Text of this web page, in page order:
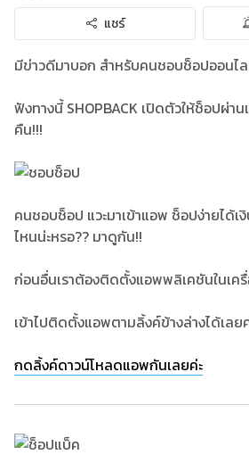
แชร์
มีข่าวดีมาบอก สำหรับคนชอบช็อปออนไ
ฟังทางนี้ SHOPBACK เปิดตัวให้ช็อปผ่า
คืน!!!
คนชอบช็อป แวะมาเข้าแอพ ช็อปง่ายได้เ
ไหนน่ะหรอ?? มาดูกัน!!
ก่อนอื่นเราต้องติดตั้งแอพพลิเคชันในเครื่
เข้าไปติดตั้งแอพตามลิ้งค์ข้างล่างได้เลย
กดลิ้งค์ดาวน์โหลดแอพกันเลยค่ะ